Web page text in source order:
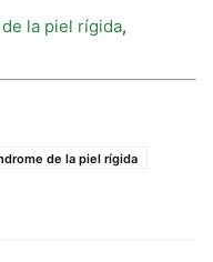
la piel rígida,
de la piel rígida